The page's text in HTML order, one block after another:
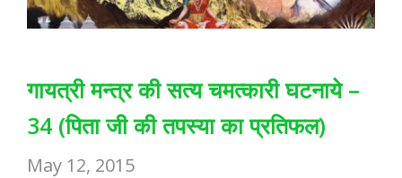
गायत्री मन्त्र की सत्य चमत्कारी घटनाये –
34 (पिता जी की तपस्या का प्रतिफल)
May 12, 2015